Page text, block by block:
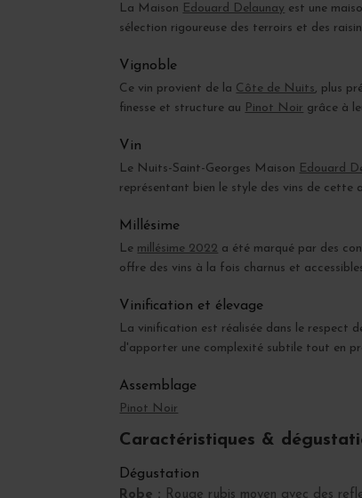
La Maison Edouard Delaunay est une
sélection rigoureuse des terroirs et des
Vignoble
Ce vin provient de la Côte de Nuits, plus
finesse et structure au Pinot Noir grâce à
Vin
Le Nuits-Saint-Georges Maison Edouard
représentant bien le style des vins de cette
Millésime
Le millésime 2022 a été marqué par des
offre des vins à la fois charnus et
Vinification et élevage
La vinification est réalisée dans le respect
d'apporter une complexité subtile tout en
Assemblage
Pinot Noir
Caractéristiques &
Dégustation
Robe : Rouge rubis moyen avec des